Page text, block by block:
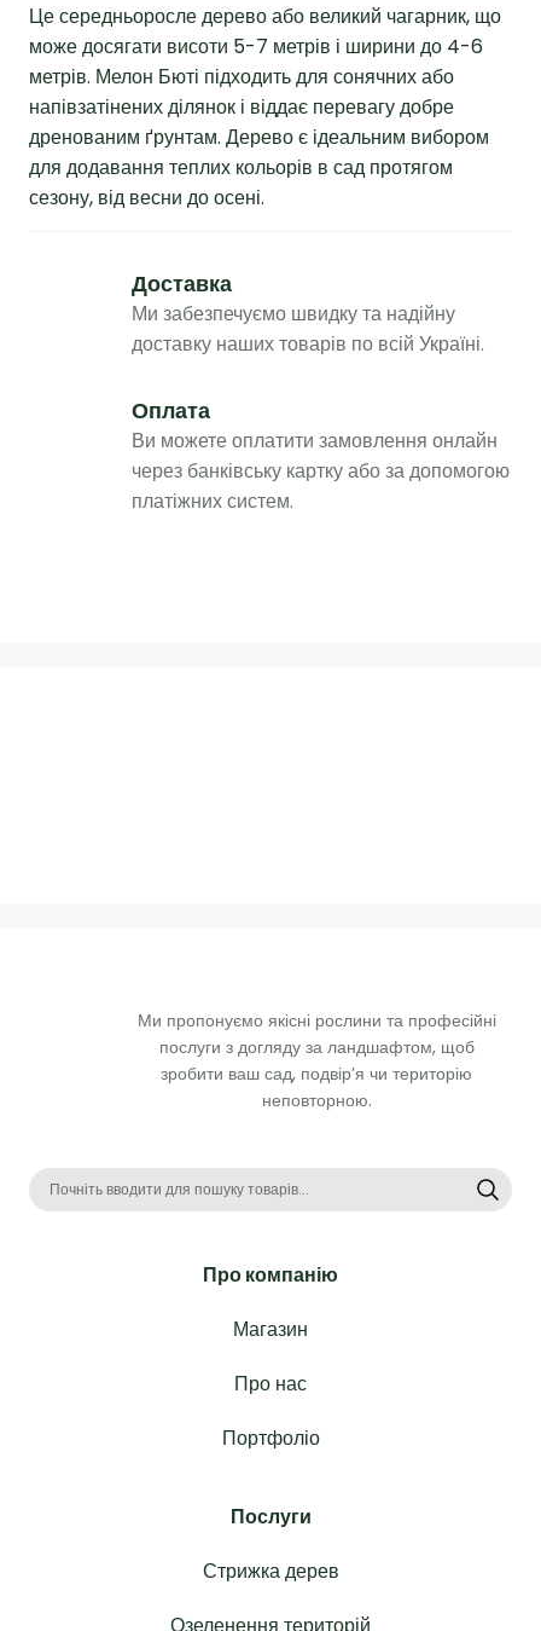
Це середньоросле дерево або великий чагарник, що
може досягати висоти 5-7 метрів і ширини до 4-6
метрів. Мелон Бюті підходить для сонячних або
напівзатінених ділянок і віддає перевагу добре
дренованим ґрунтам. Дерево є ідеальним вибором
для додавання теплих кольорів в сад протягом
сезону, від весни до осені.
Доставка
Ми забезпечуємо швидку та надійну
доставку наших товарів по всій Україні.
Оплата
Ви можете оплатити замовлення онлайн
через банківську картку або за допомогою
платіжних систем.
Ми пропонуємо якісні рослини та професійні
послуги з догляду за ландшафтом, щоб
зробити ваш сад, подвір’я чи територію
неповторною.
Про компанію
Магазин
Про нас
Портфоліо
Послуги
Стрижка дерев
Озеленення територій